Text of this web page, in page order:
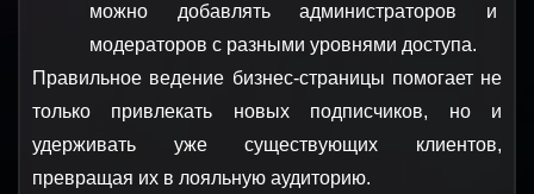
можно добавлять администраторов и
модераторов с разными уровнями доступа.
Правильное ведение бизнес-страницы помогает не
только привлекать новых подписчиков, но и
удерживать уже существующих клиентов,
превращая их в лояльную аудиторию.